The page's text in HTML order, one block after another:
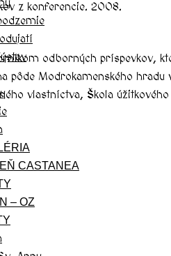
CASTANEA
– OZ
z konferencie. 2008.
odborných príspevkov,
pôde Modrokamenského
vlastníctva, Škola